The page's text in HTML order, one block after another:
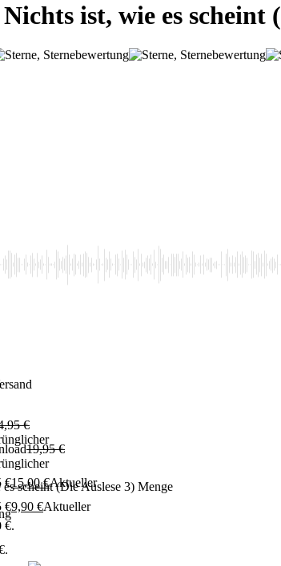
ist, wie es scheint
€
€15,00€Aktueller
€.
19,95€
€9,90 €Aktueller
scheint (Die Auslese 3) Menge